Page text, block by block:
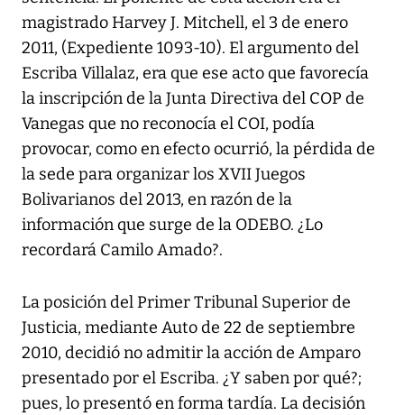
magistrado Harvey J. Mitchell, el 3 de enero
2011, (Expediente 1093-10). El argumento del
Escriba Villalaz, era que ese acto que favorecía
la inscripción de la Junta Directiva del COP de
Vanegas que no reconocía el COI, podía
provocar, como en efecto ocurrió, la pérdida de
la sede para organizar los XVII Juegos
Bolivarianos del 2013, en razón de la
información que surge de la ODEBO. ¿Lo
recordará Camilo Amado?.
La posición del Primer Tribunal Superior de
Justicia, mediante Auto de 22 de septiembre
2010, decidió no admitir la acción de Amparo
presentado por el Escriba. ¿Y saben por qué?;
pues, lo presentó en forma tardía. La decisión